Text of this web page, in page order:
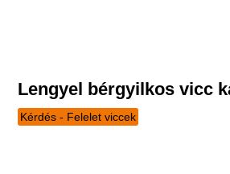
Lengyel bérgyilkos vicc
Kérdés - Felelet viccek